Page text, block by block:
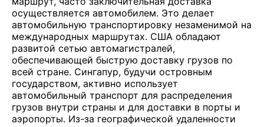
осуществляется автомобилем. Это делает
автомобильную транспортировку незаменимой на
международных маршрутах. США обладают
развитой сетью автомагистралей,
обеспечивающей быструю доставку грузов по
всей стране. Сингапур, будучи островным
государством, активно использует
автомобильный транспорт для распределения
грузов внутри страны и для доставки в порты и
аэропорты. Из-за географической удаленности